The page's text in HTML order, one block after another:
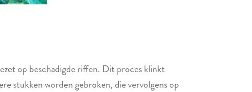
op beschadigde riffen. Dit proces klinkt
stukken worden gebroken, die vervolgens op